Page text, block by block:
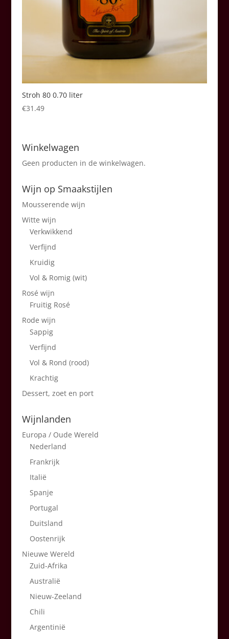
Stroh 80 0.70 liter
€31.49
Winkelwagen
Geen producten in de winkelwagen.
Wijn op Smaakstijlen
Mousserende wijn
Witte wijn
Verkwikkend
Verfijnd
Kruidig
Vol & Romig (wit)
Rosé wijn
Fruitig Rosé
Rode wijn
Sappig
Verfijnd
Vol & Rond (rood)
Krachtig
Dessert, zoet en port
Wijnlanden
Europa / Oude Wereld
Nederland
Frankrijk
Italië
Spanje
Portugal
Duitsland
Oostenrijk
Nieuwe Wereld
Zuid-Afrika
Australië
Nieuw-Zeeland
Chili
Argentinië